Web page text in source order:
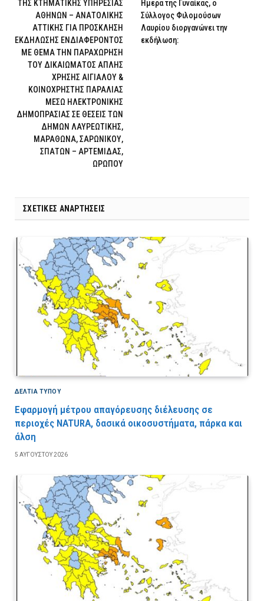
ΤΗΣ ΚΤΗΜΑΤΙΚΗΣ ΥΠΗΡΕΣΙΑΣ
ΑΘΗΝΩΝ – ΑΝΑΤΟΛΙΚΗΣ
ΑΤΤΙΚΗΣ ΓΙΑ ΠΡΟΣΚΛΗΣΗ
ΕΚΔΗΛΩΣΗΣ ΕΝΔΙΑΦΕΡΟΝΤΟΣ
ΜΕ ΘΕΜΑ ΤΗΝ ΠΑΡΑΧΩΡΗΣΗ
ΤΟΥ ΔΙΚΑΙΩΜΑΤΟΣ ΑΠΛΗΣ
ΧΡΗΣΗΣ ΑΙΓΙΑΛΟΥ &
ΚΟΙΝΟΧΡΗΣΤΗΣ ΠΑΡΑΛΙΑΣ
ΜΕΣΩ ΗΛΕΚΤΡΟΝΙΚΗΣ
ΔΗΜΟΠΡΑΣΙΑΣ ΣΕ ΘΕΣΕΙΣ ΤΩΝ
ΔΗΜΩΝ ΛΑΥΡΕΩΤΙΚΗΣ,
ΜΑΡΑΘΩΝΑ, ΣΑΡΩΝΙΚΟΥ,
ΣΠΑΤΩΝ – ΑΡΤΕΜΙΔΑΣ,
ΩΡΩΠΟΥ
Ημέρα της Γυναίκας, ο
Σύλλογος Φιλομούσων
Λαυρίου διοργανώνει την
εκδήλωση:
ΣΧΕΤΙΚΈΣ ΑΝΑΡΤΉΣΕΙΣ
ΔΕΛΤΙΑ ΤΥΠΟΥ
Εφαρμογή μέτρου απαγόρευσης διέλευσης σε
περιοχές NATURA, δασικά οικοσυστήματα, πάρκα και
άλση
5 ΑΥΓΟΎΣΤΟΥ 2026